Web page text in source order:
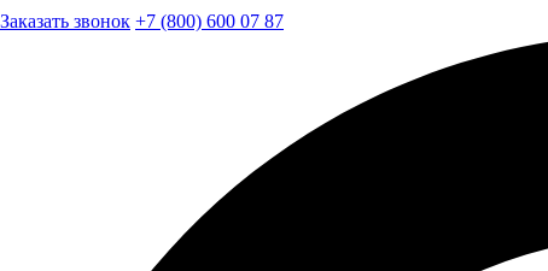
Заказать звонок +7 (800) 600 07 87